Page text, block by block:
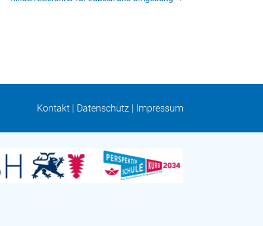
Kontakt| Datenschutz| Impressum